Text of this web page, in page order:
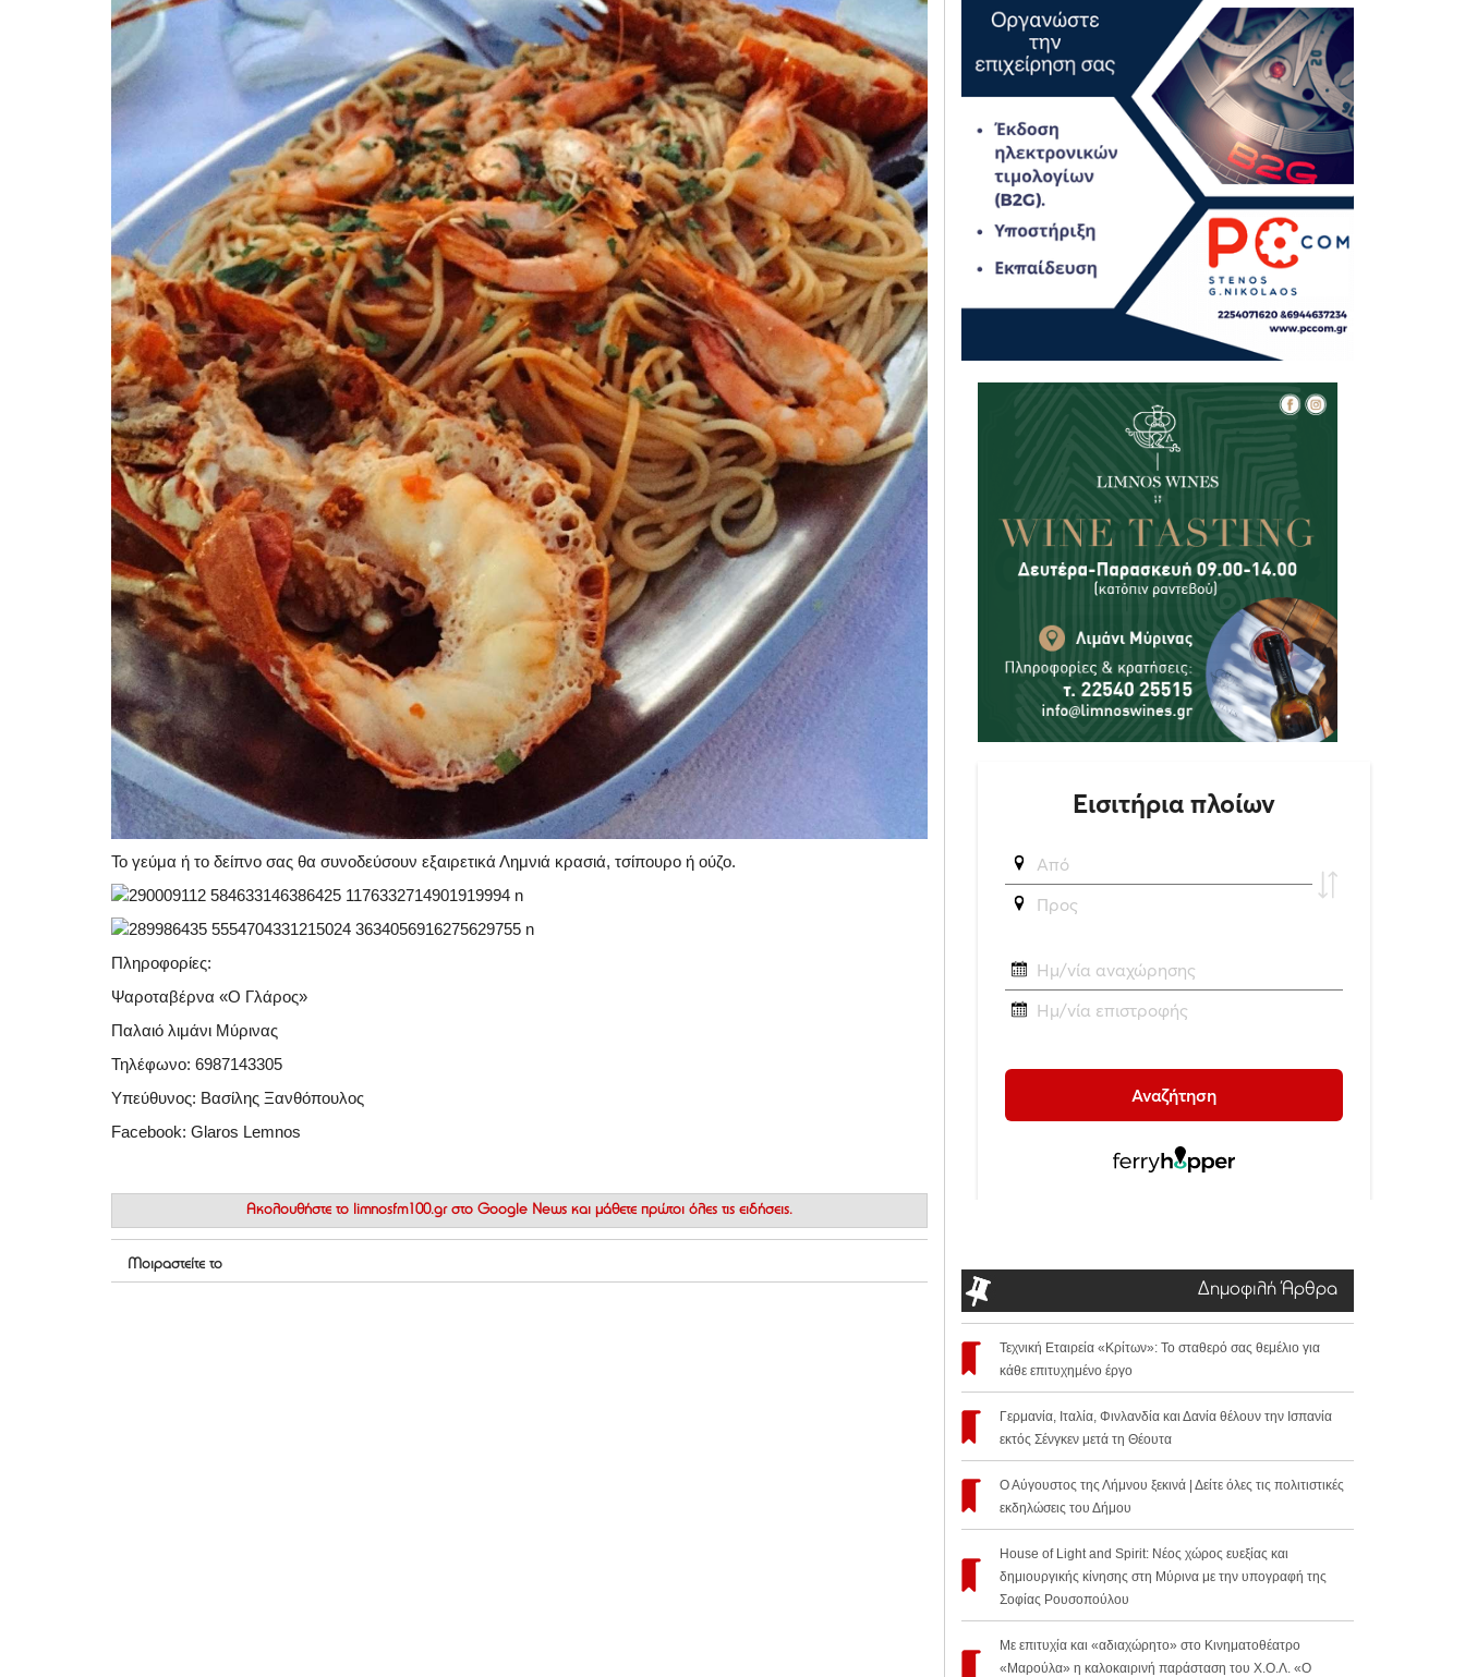
Το γεύμα ή το δείπνο σας θα συνοδεύσουν εξαιρετικά Λημνιά κρασιά, τσίπουρο ή ούζο.
Πληροφορίες:
Ψαροταβέρνα «Ο Γλάρος»
Παλαιό λιμάνι Μύρινας
Τηλέφωνο: 6987143305
Υπεύθυνος: Βασίλης Ξανθόπουλος
Facebook: Glaros Lemnos
Ακολουθήστε το limnosfm100.gr στο Google News και μάθετε πρώτοι όλες τις ειδήσεις.
Μοιραστείτε το
Δημοφιλή Άρθρα
Τεχνική Εταιρεία «Κρίτων»: Το σταθερό σας θεμέλιο για
κάθε επιτυχημένο έργο
Γερμανία, Ιταλία, Φινλανδία και Δανία θέλουν την Ισπανία
εκτός Σένγκεν μετά τη Θέουτα
Ο Αύγουστος της Λήμνου ξεκινά | Δείτε όλες τις πολιτιστικές
εκδηλώσεις του Δήμου
House of Light and Spirit: Νέος χώρος ευεξίας και
δημιουργικής κίνησης στη Μύρινα με την υπογραφή της
Σοφίας Ρουσοπούλου
Με επιτυχία και «αδιαχώρητο» στο Κινηματοθέατρο
«Μαρούλα» η καλοκαιρινή παράσταση του Χ.Ο.Λ. «Ο